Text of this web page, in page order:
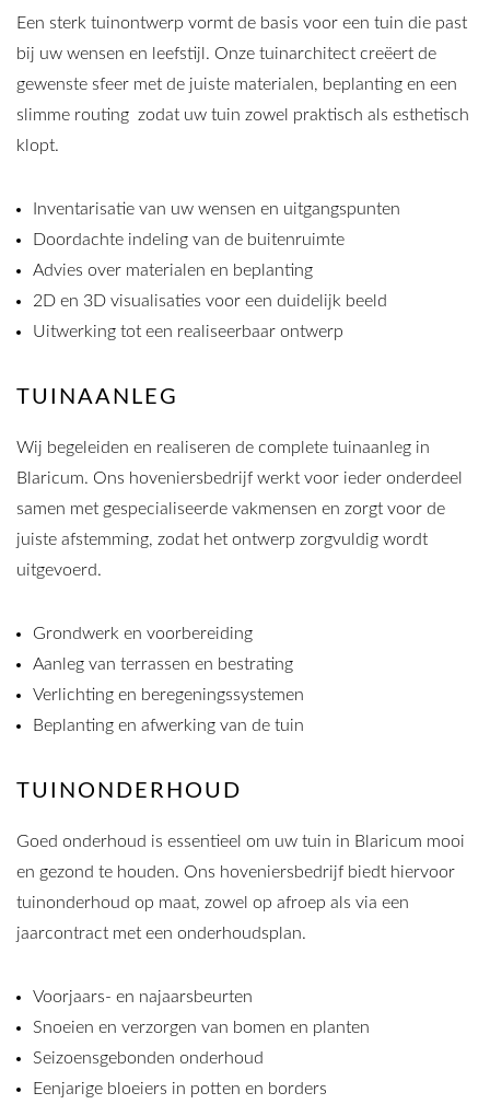
Een sterk tuinontwerp vormt de basis voor een tuin die past
bij uw wensen en leefstijl. Onze tuinarchitect creëert de
gewenste sfeer met de juiste materialen, beplanting en een
slimme routing zodat uw tuin zowel praktisch als esthetisch
klopt.
Inventarisatie van uw wensen en uitgangspunten
Doordachte indeling van de buitenruimte
Advies over materialen en beplanting
2D en 3D visualisaties voor een duidelijk beeld
Uitwerking tot een realiseerbaar ontwerp
TUINAANLEG
Wij begeleiden en realiseren de complete tuinaanleg in
Blaricum. Ons hoveniersbedrijf werkt voor ieder onderdeel
samen met gespecialiseerde vakmensen en zorgt voor de
juiste afstemming, zodat het ontwerp zorgvuldig wordt
uitgevoerd.
Grondwerk en voorbereiding
Aanleg van terrassen en bestrating
Verlichting en beregeningssystemen
Beplanting en afwerking van de tuin
TUINONDERHOUD
Goed onderhoud is essentieel om uw tuin in Blaricum mooi
en gezond te houden. Ons hoveniersbedrijf biedt hiervoor
tuinonderhoud op maat, zowel op afroep als via een
jaarcontract met een onderhoudsplan.
Voorjaars- en najaarsbeurten
Snoeien en verzorgen van bomen en planten
Seizoensgebonden onderhoud
Eenjarige bloeiers in potten en borders